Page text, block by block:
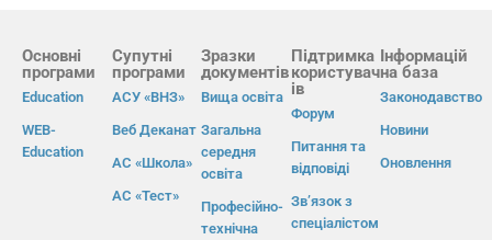
Основні
програми
Education
WEB-
Education
Супутні
програми
АСУ «ВНЗ»
Веб Деканат
АС «Школа»
АС «Тест»
Зразки
документів
Вища освіта
Загальна
середня
освіта
Професійно-
технічна
Підтримка
користувач
ів
Форум
Питання та
відповіді
Зв’язок з
спеціалістом
Інформацій
на база
Законодавство
Новини
Оновлення